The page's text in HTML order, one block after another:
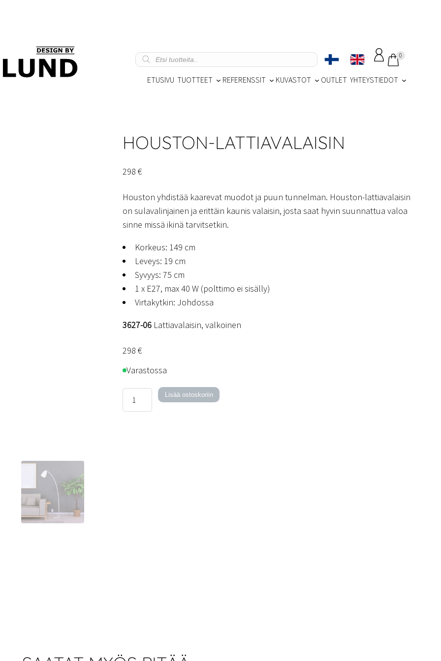
Products
search
0
ETUSIVU TUOTTEET REFERENSSIT KUVASTOT OUTLET YHTEYSTIEDOT
HOUSTON-LATTIAVALAISIN
298€
Houston yhdistää kaarevat muodot ja puun tunnelman. Houston-lattiavalaisin
on sulavalinjainen ja erittäin kaunis valaisin, josta saat hyvin suunnattua valoa
sinne missä ikinä tarvitsetkin.
Korkeus: 149 cm
Leveys: 19 cm
Syvyys: 75 cm
1 x E27, max 40 W (polttimo ei sisälly)
Virtakytkin: Johdossa
3627-06 Lattiavalaisin, valkoinen
298€
Varastossa
lattiavalaisin
Lisää ostoskoriin